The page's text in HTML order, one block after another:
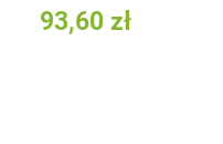
93,60 zł